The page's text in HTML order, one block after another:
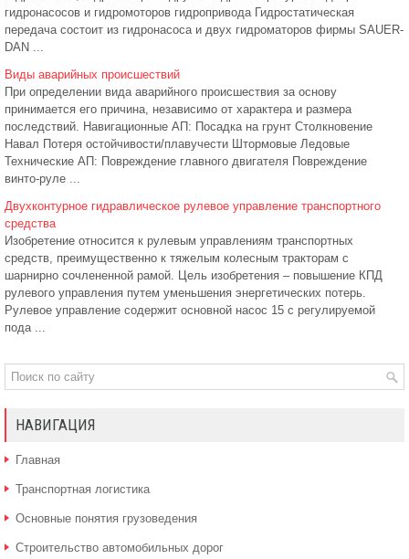
гидронасосов и гидромоторов гидропривода Гидростатическая
передача состоит из гидронасоса и двух гидроматоров фирмы SAUER-
DAN ...
Виды аварийных происшествий
При определении вида аварийного происшествия за основу
принимается его причина, независимо от характера и размера
последствий. Навигационные АП: Посадка на грунт Столкновение
Навал Потеря остойчивости/плавучести Штормовые Ледовые
Технические АП: Повреждение главного двигателя Повреждение
винто-руле ...
Двухконтурное гидравлическое рулевое управление транспортного
средства
Изобретение относится к рулевым управлениям транспортных
средств, преимущественно к тяжелым колесным тракторам с
шарнирно сочлененной рамой. Цель изобретения – повышение КПД
рулевого управления путем уменьшения энергетических потерь.
Рулевое управление содержит основной насос 15 с регулируемой
пода ...
НАВИГАЦИЯ
Главная
Транспортная логистика
Основные понятия грузоведения
Строительство автомобильных дорог